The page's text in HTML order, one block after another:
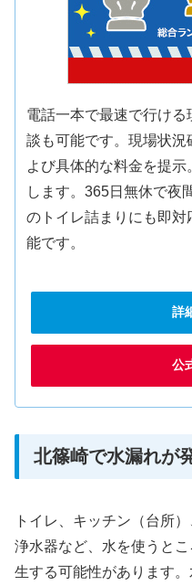
電話一本で最速で行け
談も可能です。現場状
よび具体的な料金を提
します。365日無休で夜
のトイレ詰まりにも即
能です。
詳
公
北篠崎で水漏れが
トイレ、キッチン（台所
浄水器など、水を使うと
生する可能性があります